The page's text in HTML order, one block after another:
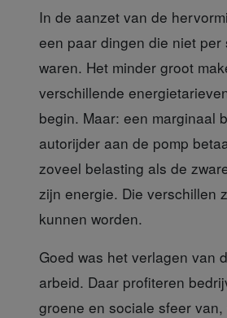
In de aanzet van de
een paar dingen die niet per
waren. Het minder groot
verschillende
begin. Maar: een marginaal
autorijder aan de pomp
zoveel belasting als de
zijn energie. Die verschillen
kunnen worden.
Goed was het verlagen van
arbeid. Daar profiteren
groene en sociale sfeer